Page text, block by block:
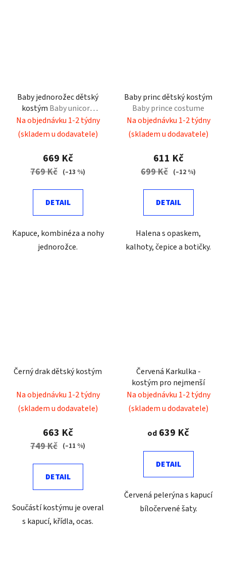
Baby jednorožec dětský
kostým Baby unicorn
costume
Na objednávku 1-2 týdny
(skladem u dodavatele)
669 Kč
769 Kč (–13 %)
DETAIL
Kapuce, kombinéza a nohy
jednorožce.
Baby princ dětský kostým
Baby prince costume
Na objednávku 1-2 týdny
(skladem u dodavatele)
611 Kč
699 Kč (–12 %)
DETAIL
Halena s opaskem,
kalhoty, čepice a botičky.
Černý drak dětský kostým
Na objednávku 1-2 týdny
(skladem u dodavatele)
663 Kč
749 Kč (–11 %)
DETAIL
Součástí kostýmu je overal
s kapucí, křídla, ocas.
Červená Karkulka -
kostým pro nejmenší
Na objednávku 1-2 týdny
(skladem u dodavatele)
od 639 Kč
DETAIL
Červená pelerýna s kapucí
bíločervené šaty.